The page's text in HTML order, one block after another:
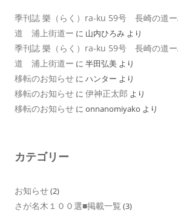
季刊誌 樂（らく）ra-ku 59号 長崎の道
道 浦上街道ー に 山内ひろみ より
季刊誌 樂（らく）ra-ku 59号 長崎の道
道 浦上街道ー に 半田弘美 より
移転のお知らせ に ハンター より
移転のお知らせ に 伊神正太郎 より
移転のお知らせ に onnanomiyako より
カテゴリー
お知らせ(2)
さが名木１００選■掲載一覧 (3)